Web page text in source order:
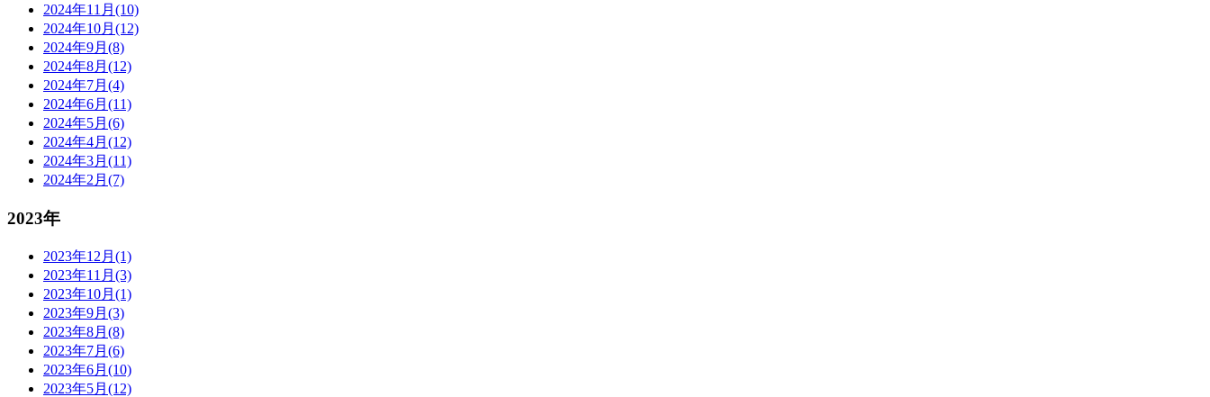
2024年11月(10)
2024年10月(12)
2024年9月(8)
2024年8月(12)
2024年7月(4)
2024年6月(11)
2024年5月(6)
2024年4月(12)
2024年3月(11)
2024年2月(7)
2023年
2023年12月(1)
2023年11月(3)
2023年10月(1)
2023年9月(3)
2023年8月(8)
2023年7月(6)
2023年6月(10)
2023年5月(12)